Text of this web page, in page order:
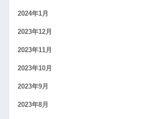
2024年1月
2023年12月
2023年11月
2023年10月
2023年9月
2023年8月